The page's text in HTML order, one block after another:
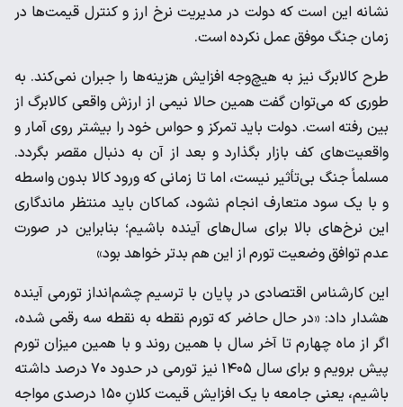
نشانه این است که دولت در مدیریت نرخ ارز و کنترل قیمت‌ها در
زمان جنگ موفق عمل نکرده است.
طرح کالابرگ نیز به هیچ‌وجه افزایش هزینه‌ها را جبران نمی‌کند. به
طوری که می‌توان گفت همین حالا نیمی از ارزش واقعی کالابرگ از
بین رفته است. دولت باید تمرکز و حواس خود را بیشتر روی آمار و
واقعیت‌های کف بازار بگذارد و بعد از آن به دنبال مقصر بگردد.
مسلماً جنگ بی‌تأثیر نیست، اما تا زمانی که ورود کالا بدون واسطه
و با یک سود متعارف انجام نشود، کماکان باید منتظر ماندگاری
این نرخ‌های بالا برای سال‌های آینده باشیم؛ بنابراین در صورت
عدم توافق وضعیت تورم از این هم بدتر خواهد بود»
این کارشناس اقتصادی در پایان با ترسیم چشم‌انداز تورمی آینده
هشدار داد: «در حال حاضر که تورم نقطه به نقطه سه رقمی شده،
اگر از ماه چهارم تا آخر سال با همین روند و با همین میزان تورم
پیش برویم و برای سال ۱۴۰۵ نیز تورمی در حدود ۷۰ درصد داشته
باشیم، یعنی جامعه با یک افزایش قیمت کلانِ ۱۵۰ درصدی مواجه